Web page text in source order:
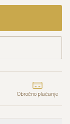
Obročno plaćanje